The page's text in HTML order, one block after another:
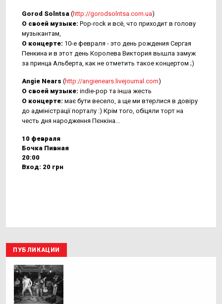
Gorod Solntsa (http://gorodsolntsa.com.ua)
О своей музыке: Pop-rock и всё, что приходит в голову
музыкантам,
О концерте: 10-е февраля - это день рождения Сергая
Пенкина и в этот день Королева Виктория вышла замуж
за принца Альберта, как не отметить такое концертом ;)
Angie Nears (http://angienears.livejournal.com)
О своей музыке: indie-pop та інша жесть
О концерте: має бути весело, а ще ми втерлися в довіру
до адміністрації порталу :) Крім того, обіцяли торт на
честь дня народження Пєнкіна...
10 февраля
Бочка Пивная
20:00
Вход: 20 грн
ПУБЛИКАЦИИ